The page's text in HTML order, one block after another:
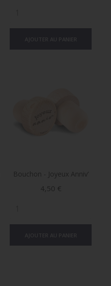
Bouchon - Joyeux Anniv’
Prix
4,50 €